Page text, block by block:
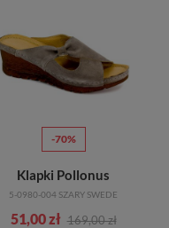
-70%
Klapki Pollonus
5-0980-004 SZARY SWEDE
51,00 zł 169,00 zł